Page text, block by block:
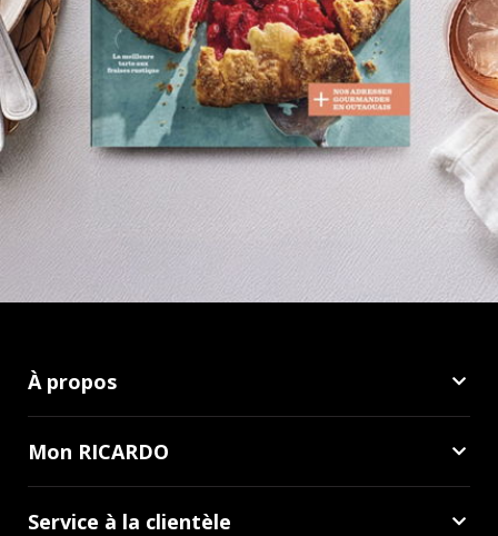
À propos
Mon RICARDO
Service à la clientèle